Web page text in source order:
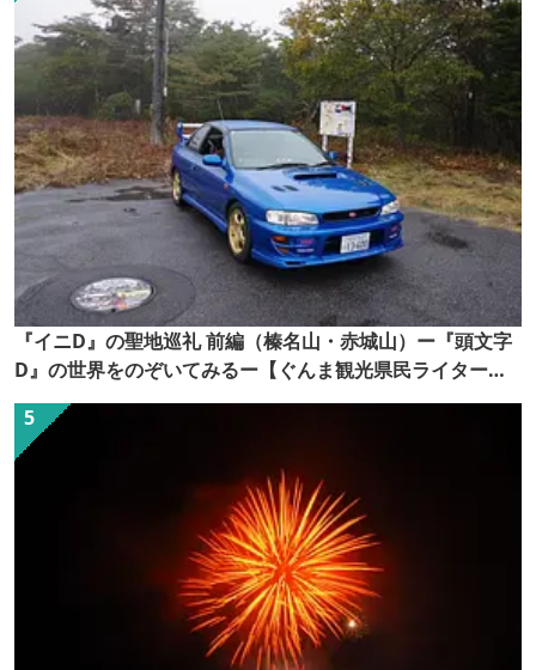
『イニD』の聖地巡礼 前編（榛名山・赤城山）ー『頭文字
D』の世界をのぞいてみるー【ぐんま観光県民ライター
（ぐん記者）】